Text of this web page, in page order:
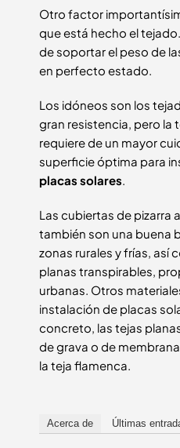
Otro factor
que está hecho el
de soportar el peso de
en perfecto estado.
Los idóneos son los
gran resistencia, pero la
requiere de un mayor
superficie óptima para
placas solares
Las cubiertas de pizarra
también son una buena
zonas rurales y frías, así
planas transpirables,
urbanas. Otros
instalación de placas
concreto, las tejas
de grava o de
la teja flamenca.
Acerca de Últimas